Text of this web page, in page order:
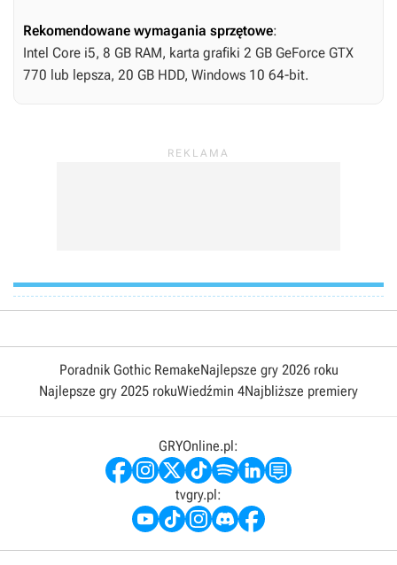
Rekomendowane wymagania sprzętowe:
Intel Core i5, 8 GB RAM, karta grafiki 2 GB GeForce GTX
770 lub lepsza, 20 GB HDD, Windows 10 64-bit.
Poradnik Gothic RemakeNajlepsze gry 2026 roku
Najlepsze gry 2025 rokuWiedźmin 4Najbliższe premiery
GRYOnline.pl:
tvgry.pl: